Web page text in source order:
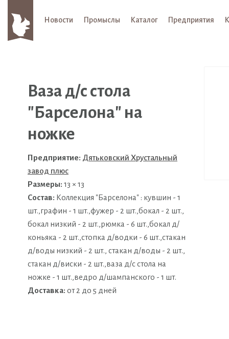
Новости Промыслы Каталог Предприятия
Ваза д/с стола
"Барселона" на
ножке
Предприятие: Дятьковский Хрустальный
завод плюс
Размеры: 13 × 13
Состав: Коллекция "Барселона" : кувшин - 1
шт.,графин - 1 шт.,фужер - 2 шт.,бокал - 2 шт.,
бокал низкий - 2 шт.,рюмка - 6 шт.,бокал д/
коньяка - 2 шт.,стопка д/водки - 6 шт.,стакан
д/воды низкий - 2 шт., стакан д/воды - 2 шт.,
стакан д/виски - 2 шт.,ваза д/с стола на
ножке - 1 шт.,ведро д/шампанского - 1 шт.
Доставка: от 2 до 5 дней